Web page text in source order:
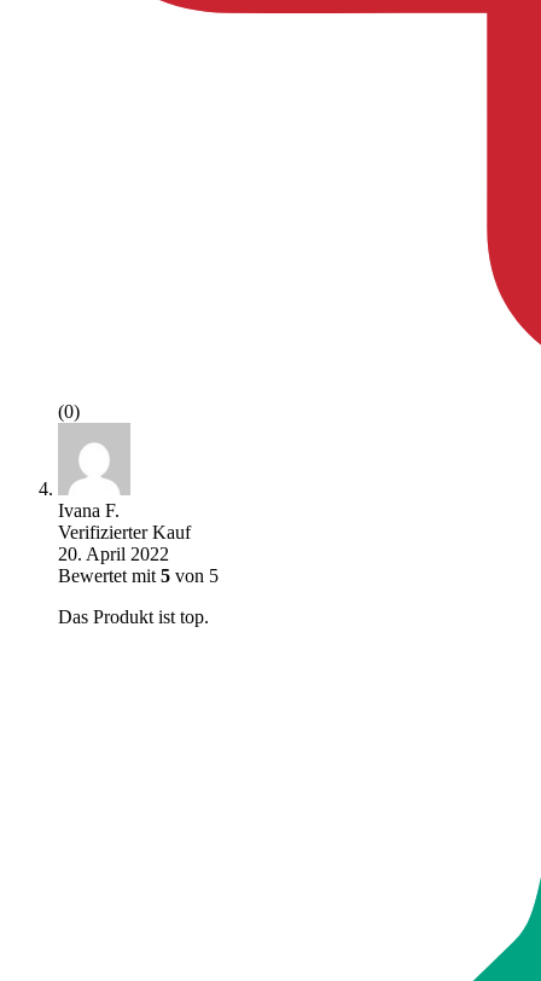
(0)
Ivana F.
Verifizierter Kauf
20. April 2022
Bewertet mit 5 von 5
Das Produkt ist top.